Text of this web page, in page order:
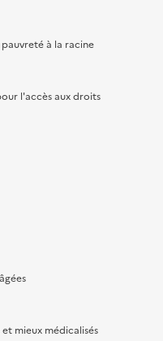
à la racine
l'accès aux droits
et mieux médicalisés